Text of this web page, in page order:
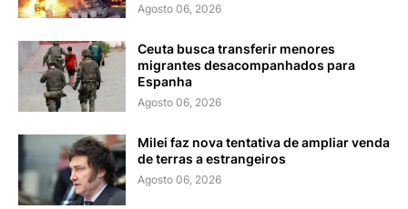
Agosto 06, 2026
Ceuta busca transferir menores
migrantes desacompanhados para
Espanha
Agosto 06, 2026
Milei faz nova tentativa de ampliar venda
de terras a estrangeiros
Agosto 06, 2026